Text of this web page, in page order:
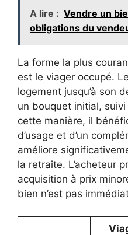
A lire : Vendre un
obligations du
La forme la plus
est le viager occupé.
logement jusqu’à son
un bouquet initial,
cette manière, il
d’usage et d’un
améliore
la retraite. L’acheteur
acquisition à prix
bien n’est pas